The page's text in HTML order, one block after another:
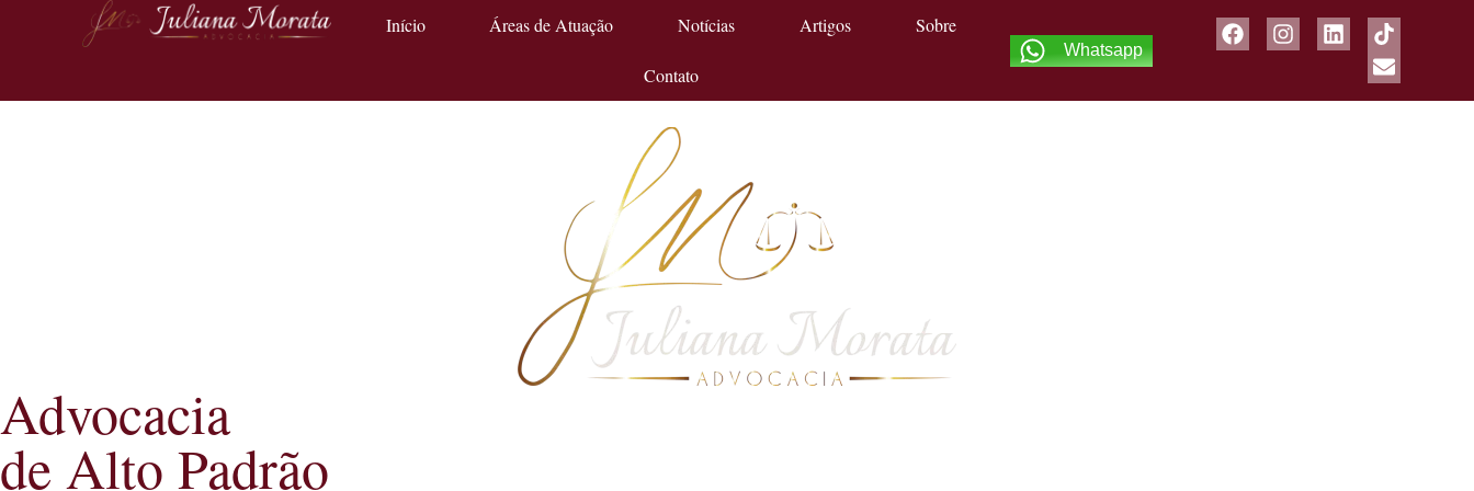
Início Áreas de Atuação Notícias Artigos Sobre
Contato
Whatsapp
Advocacia
de Alto Padrão